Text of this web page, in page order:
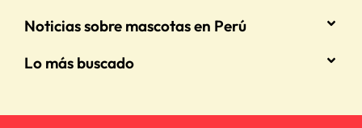
Noticias sobre mascotas en Perú
Lo más buscado